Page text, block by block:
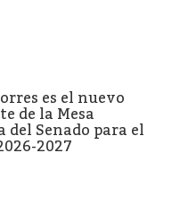
es el nuevo
de la Mesa
del Senado para el
2027